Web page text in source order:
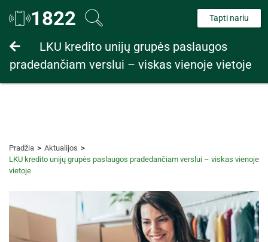
1822 Tapti nariu
Fiziniams asmenims
Juridiniams asmenims
LKU kredito unijų grupės paslaugos
pradedančiam verslui – viskas vienoje vietoje
Pradžia
Aktualijos
LKU kredito unijų grupės paslaugos pradedančiam verslui – viskas vienoje
vietoje